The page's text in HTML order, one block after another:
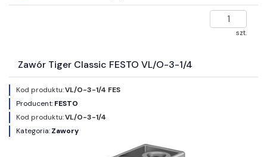
szt.
Zawór Tiger Classic FESTO VL/O-3-1/4
Kod produktu:VL/O-3-1/4 FES
Producent:FESTO
Kod produktu:VL/O-3-1/4
Kategoria:Zawory